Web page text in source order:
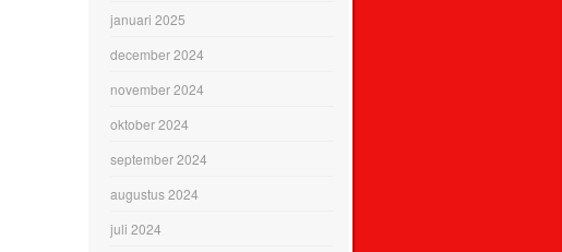
januari 2025
december 2024
november 2024
oktober 2024
september 2024
augustus 2024
juli 2024